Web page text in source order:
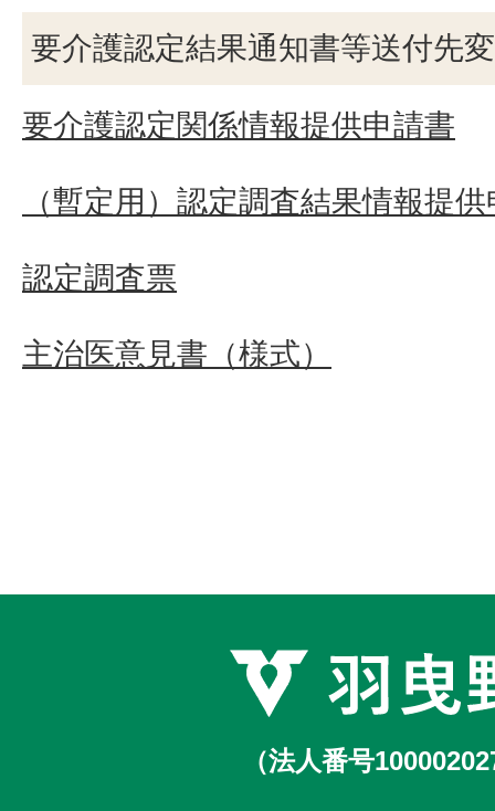
要介護認定結果通知書等送付先
要介護認定関係情報提供申請書
（暫定用）認定調査結果情報提
認定調査票
主治医意見書（様式）
（法人番号